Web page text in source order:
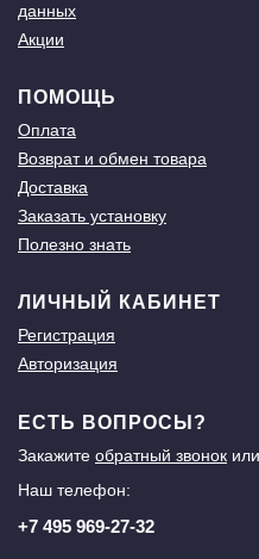
данных
Акции
ПОМОЩЬ
Оплата
Возврат и обмен товара
Доставка
Заказать установку
Полезно знать
ЛИЧНЫЙ КАБИНЕТ
Регистрация
Авторизация
ЕСТЬ ВОПРОСЫ?
Закажите обратный звонок
Наш телефон:
+7 495 969-27-32